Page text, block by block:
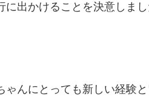
出かけることを決意しまし
んにとっても新しい経験と